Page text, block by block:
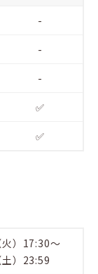
-
-
-
✅
✅
）17:30～
）23:59